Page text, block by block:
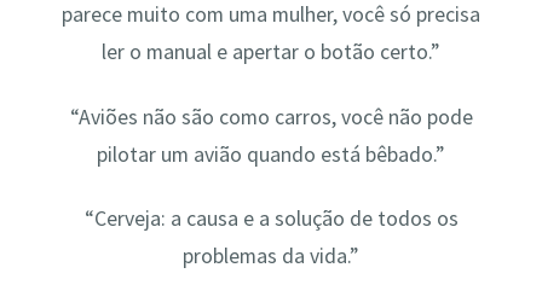
parece muito com uma mulher, você só precisa
ler o manual e apertar o botão certo.”
“Aviões não são como carros, você não pode
pilotar um avião quando está bêbado.”
“Cerveja: a causa e a solução de todos os
problemas da vida.”